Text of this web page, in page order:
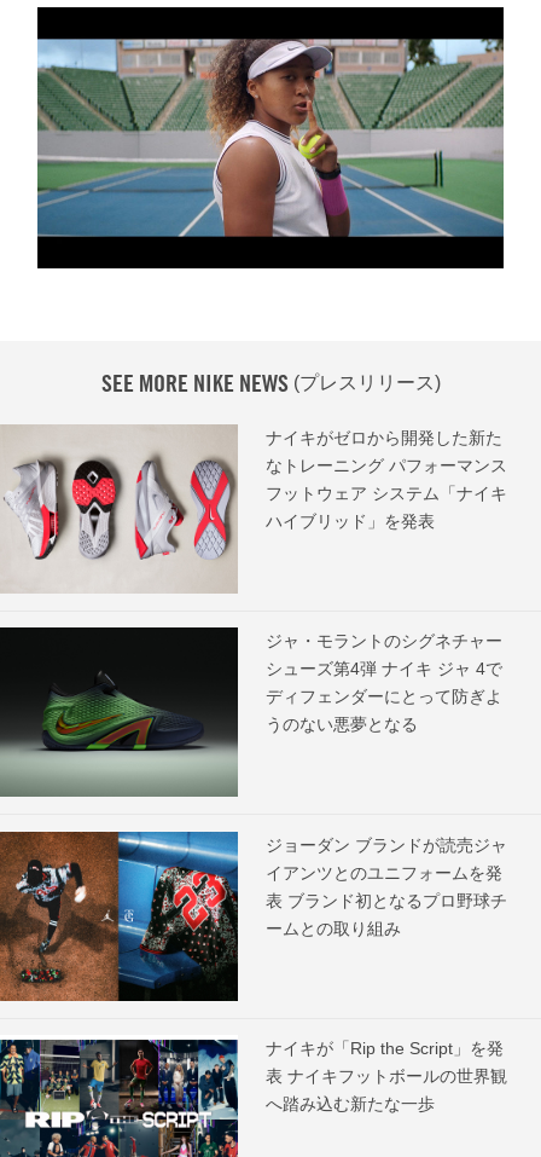
SEE MORE NIKE NEWS (プレスリリース)
ナイキがゼロから開発した新た
なトレーニング パフォーマンス
フットウェア システム「ナイキ
ハイブリッド」を発表
ジャ・モラントのシグネチャー
シューズ第4弾 ナイキ ジャ 4で
ディフェンダーにとって防ぎよ
うのない悪夢となる
ジョーダン ブランドが読売ジャ
イアンツとのユニフォームを発
表 ブランド初となるプロ野球チ
ームとの取り組み
ナイキが「Rip the Script」を発
表 ナイキフットボールの世界観
へ踏み込む新たな一歩